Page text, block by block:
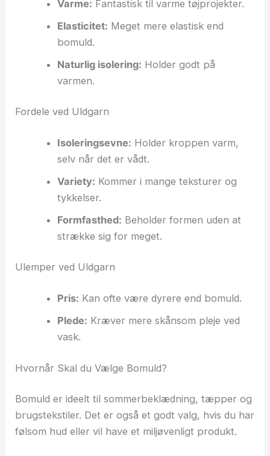
Varme: Fantastisk til varme tøjprojekter.
Elasticitet: Meget mere elastisk end
bomuld.
Naturlig isolering: Holder godt på
varmen.
Fordele ved Uldgarn
Isoleringsevne: Holder kroppen varm,
selv når det er vådt.
Variety: Kommer i mange teksturer og
tykkelser.
Formfasthed: Beholder formen uden at
strække sig for meget.
Ulemper ved Uldgarn
Pris: Kan ofte være dyrere end bomuld.
Plede: Kræver mere skånsom pleje ved
vask.
Hvornår Skal du Vælge Bomuld?
Bomuld er ideelt til sommerbeklædning, tæpper og
brugstekstiler. Det er også et godt valg, hvis du har
følsom hud eller vil have et miljøvenligt produkt.